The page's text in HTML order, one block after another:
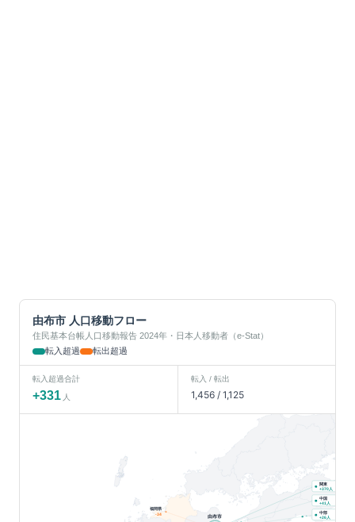
由布市 人口移動フロー
住民基本台帳人口移動報告 2024年・日本人移動者（e-Stat）
転入超過
転出超過
転入超過合計
+331 人
転入 / 転出
1,456/ 1,125
福岡県
-34 由布市
関東
+370人
中国
+41人
中部
+26人